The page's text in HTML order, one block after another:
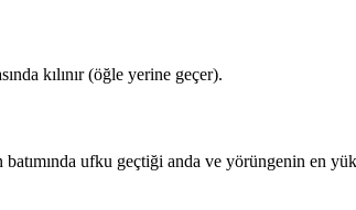
kılınır (öğle yerine geçer).
ufku geçtiği anda ve yörüngenin en